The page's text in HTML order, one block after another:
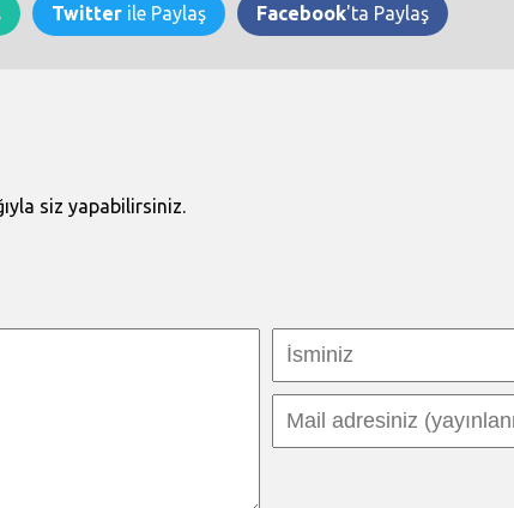
Twitterile Paylaş Facebook'ta Paylaş
siz yapabilirsiniz.